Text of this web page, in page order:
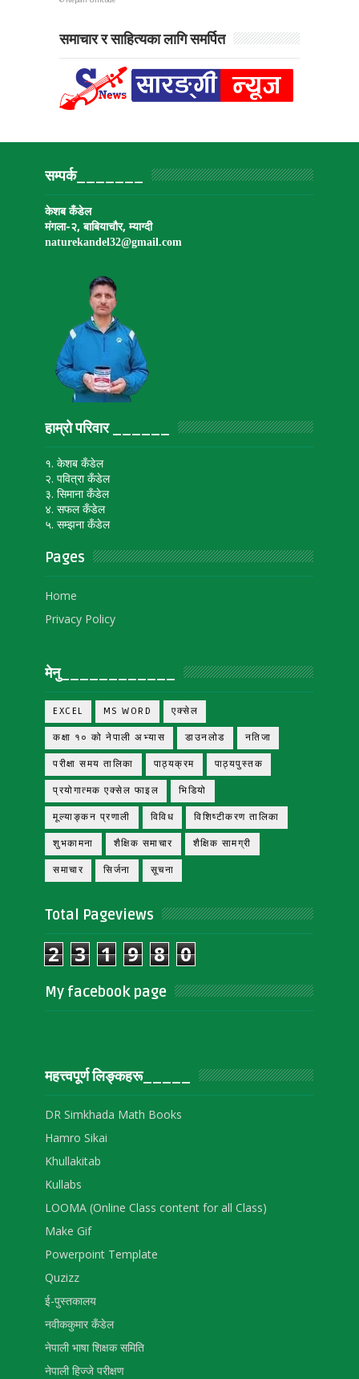
समाचार र साहित्यका लागि समर्पित
सम्पर्क_______
केशब कँडेल
मंगला-२, बाबियाचौर, म्याग्दी
naturekandel32@gmail.com
हाम्रो परिवार ______
१. केशब कँडेल
२. पवित्रा कँडेल
३. सिमाना कँडेल
४. सफल कँडेल
५. सम्झना कँडेल
Pages
Home
Privacy Policy
मेनु____________
EXCEL MS WORD एक्सेल
कक्षा १० को नेपाली अभ्यास डाउनलोड नतिजा
परीक्षा समय तालिका पाठ्यक्रम पाठ्यपुस्तक
प्रयोगात्मक एक्सेल फाइल भिडियो
मूल्याङ्कन प्रणाली विविध विशिष्टीकरण तालिका
शुभकामना शैक्षिक समाचार शैक्षिक सामग्री
समाचार सिर्जना सूचना
Total Pageviews
2 3 1 9 8 0
My facebook page
महत्त्वपूर्ण लिङ्‍कहरू_____
DR Simkhada Math Books
Hamro Sikai
Khullakitab
Kullabs
LOOMA (Online Class content for all Class)
Make Gif
Powerpoint Template
Quzizz
ई-पुस्तकालय
नवीककुमार कँडेल
नेपाली भाषा शिक्षक समिति
नेपाली हिज्जे परीक्षण